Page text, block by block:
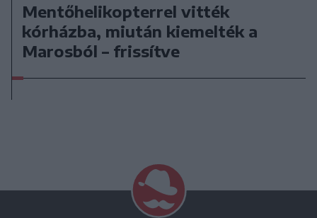
Mentőhelikopterrel vitték
kórházba, miután kiemelték a
Marosból – frissítve